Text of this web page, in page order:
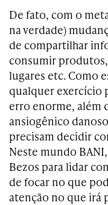
De fato, com o
na verdade)
de compartilhar
consumir
lugares etc. Como
qualquer exercício
erro enorme, além
ansiogênico
precisam decidir
Neste mundo
Bezos para lidar
de focar no que
atenção no que irá